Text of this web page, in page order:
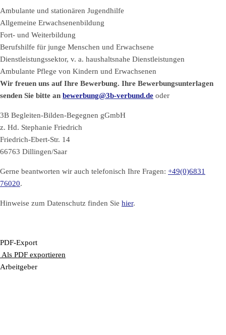
Ambulante und stationären Jugendhilfe
Allgemeine Erwachsenenbildung
Fort- und Weiterbildung
Berufshilfe für junge Menschen und Erwachsene
Dienstleistungssektor, v. a. haushaltsnahe Dienstleistungen
Ambulante Pflege von Kindern und Erwachsenen
Wir freuen uns auf Ihre Bewerbung. Ihre Bewerbungsunterlagen
senden Sie bitte an bewerbung@3b-verbund.de oder
3B Begleiten-Bilden-Begegnen gGmbH
z. Hd. Stephanie Friedrich
Friedrich-Ebert-Str. 14
66763 Dillingen/Saar
Gerne beantworten wir auch telefonisch Ihre Fragen: +49(0)6831
76020.
Hinweise zum Datenschutz finden Sie hier.
PDF-Export
Als PDF exportieren
Arbeitgeber